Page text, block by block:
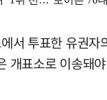
서 투표한 유권자
개표소로 이송돼